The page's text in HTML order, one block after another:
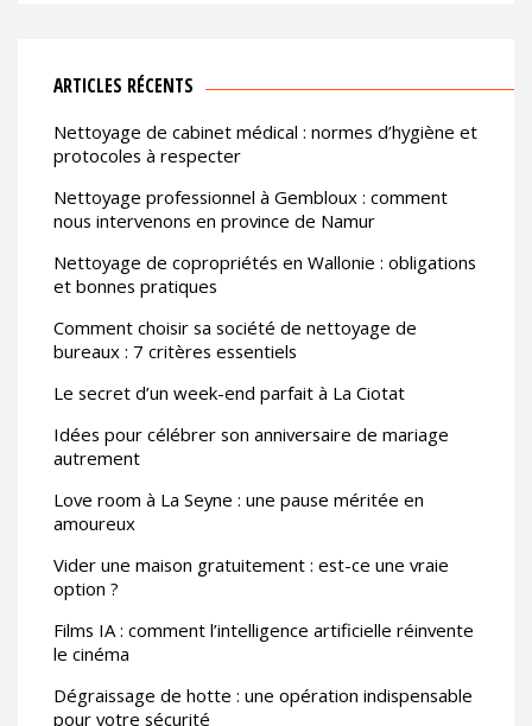
ARTICLES RÉCENTS
Nettoyage de cabinet médical : normes d’hygiène et
protocoles à respecter
Nettoyage professionnel à Gembloux : comment
nous intervenons en province de Namur
Nettoyage de copropriétés en Wallonie : obligations
et bonnes pratiques
Comment choisir sa société de nettoyage de
bureaux : 7 critères essentiels
Le secret d’un week-end parfait à La Ciotat
Idées pour célébrer son anniversaire de mariage
autrement
Love room à La Seyne : une pause méritée en
amoureux
Vider une maison gratuitement : est-ce une vraie
option ?
Films IA : comment l’intelligence artificielle réinvente
le cinéma
Dégraissage de hotte : une opération indispensable
pour votre sécurité